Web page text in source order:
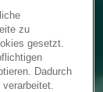
zu
gesetzt.
Dadurch